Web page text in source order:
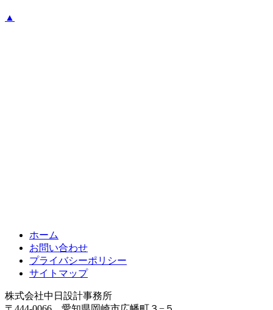
▲
ホーム
お問い合わせ
プライバシーポリシー
サイトマップ
株式会社中日設計事務所